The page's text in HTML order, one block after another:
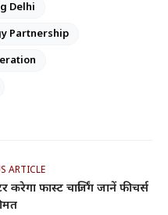
Delhi
Partnership
ARTICLE
फास्ट चार्जिंग जानें फीचर्स